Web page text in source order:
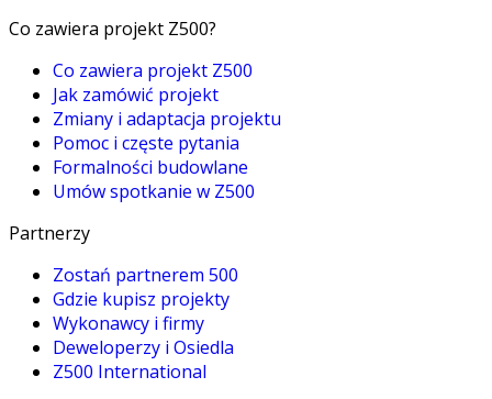
Co zawiera projekt Z500?
Co zawiera projekt Z500
Jak zamówić projekt
Zmiany i adaptacja projektu
Pomoc i częste pytania
Formalności budowlane
Umów spotkanie w Z500
Partnerzy
Zostań partnerem 500
Gdzie kupisz projekty
Wykonawcy i firmy
Deweloperzy i Osiedla
Z500 International